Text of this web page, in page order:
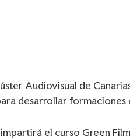
Audiovisual de
desarrollar
impartirá el curso Green